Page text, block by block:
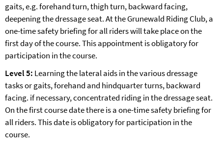
gaits, e.g. forehand turn, thigh turn, backward facing,
deepening the dressage seat. At the Grunewald Riding Club, a
one-time safety briefing for all riders will take place on the
first day of the course. This appointment is obligatory for
participation in the course.
Level 5: Learning the lateral aids in the various dressage
tasks or gaits, forehand and hindquarter turns, backward
facing. if necessary, concentrated riding in the dressage seat.
On the first course date there is a one-time safety briefing for
all riders. This date is obligatory for participation in the
course.